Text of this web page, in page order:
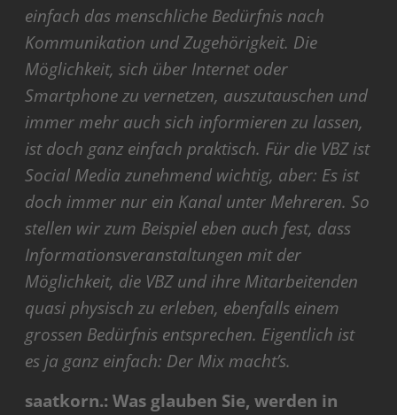
einfach das menschliche Bedürfnis nach
Kommunikation und Zugehörigkeit. Die
Möglichkeit, sich über Internet oder
Smartphone zu vernetzen, auszutauschen und
immer mehr auch sich informieren zu lassen,
ist doch ganz einfach praktisch. Für die VBZ ist
Social Media zunehmend wichtig, aber: Es ist
doch immer nur ein Kanal unter Mehreren. So
stellen wir zum Beispiel eben auch fest, dass
Informationsveranstaltungen mit der
Möglichkeit, die VBZ und ihre Mitarbeitenden
quasi physisch zu erleben, ebenfalls einem
grossen Bedürfnis entsprechen. Eigentlich ist
es ja ganz einfach: Der Mix macht’s.
saatkorn.: Was glauben Sie, werden in